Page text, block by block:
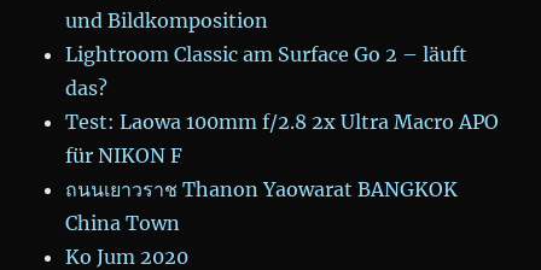
und Bildkomposition
Lightroom Classic am Surface Go 2 – läuft
das?
Test: Laowa 100mm f/2.8 2x Ultra Macro APO
für NIKON F
ถนนเยาวราช Thanon Yaowarat BANGKOK
China Town
Ko Jum 2020